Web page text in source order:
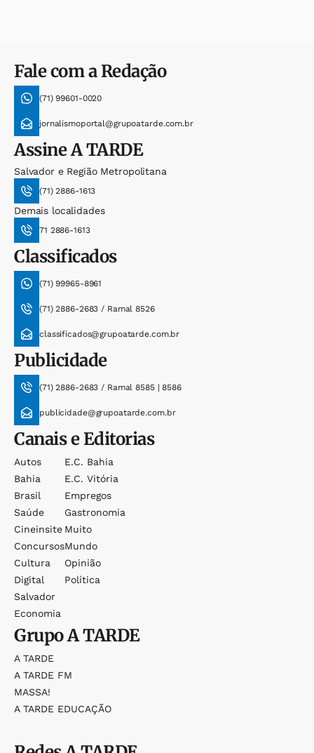
Fale com a Redação
(71) 99601-0020
jornalismoportal@grupoatarde.com.br
AssineA TARDE
Salvador e Região Metropolitana
(71) 2886-1613
Demais localidades
71 2886-1613
Classificados
(71) 99965-8961
(71) 2886-2683 / Ramal 8526
classificados@grupoatarde.com.br
Publicidade
(71) 2886-2683 / Ramal 8585 | 8586
publicidade@grupoatarde.com.br
Canais e Editorias
Autos
Bahia
Brasil
Saúde
Cineinsite
Concursos
Cultura
Digital
Salvador
Economia
E.c. Bahia
E.c. Vitória
Empregos
Gastronomia
Muito
Mundo
Opinião
Política
GrupoA TARDE
A TARDE
A TARDE FM
MASSA!
A TARDE EDUCAÇÃO